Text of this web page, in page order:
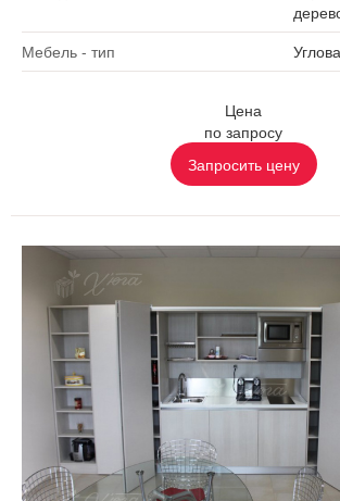
Мебель - тип
Цена
по запросу
Запросить цену